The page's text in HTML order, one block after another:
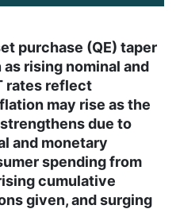
purchase (QE) taper
rising nominal and
rates reflect
may rise as the
due to
and monetary
spending from
cumulative
given, and surging